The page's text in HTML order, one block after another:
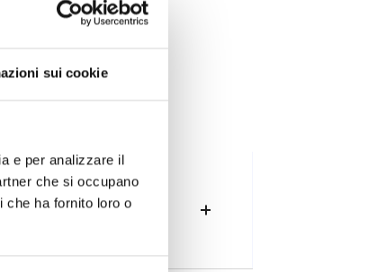
sui cookie
e per analizzare il
che si occupano
che ha fornito loro o
VIDE
les détails